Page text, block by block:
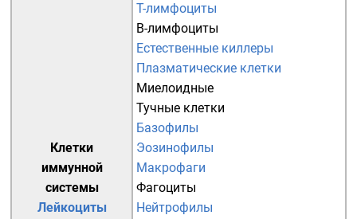
Клетки
иммунной
системы
Лейкоциты
T-лимфоциты
B-лимфоциты
Естественные киллеры
Плазматические клетки
Миелоидные
Тучные клетки
Базофилы
Эозинофилы
Макрофаги
Фагоциты
Нейтрофилы